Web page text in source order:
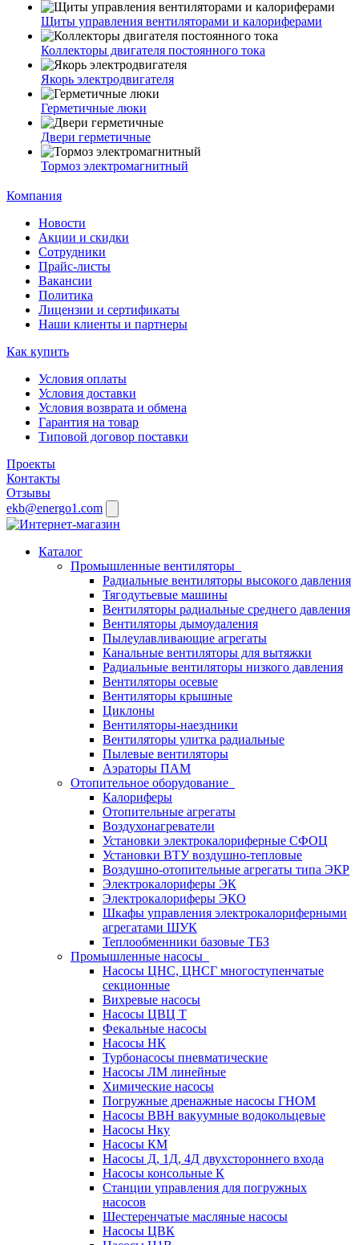
Щиты управления вентиляторами и калориферами
Коллекторы двигателя постоянного тока
Якорь электродвигателя
Герметичные люки
Двери герметичные
Тормоз электромагнитный
Компания
Новости
Акции и скидки
Сотрудники
Прайс-листы
Вакансии
Политика
Лицензии и сертификаты
Наши клиенты и партнеры
Как купить
Условия оплаты
Условия доставки
Условия возврата и обмена
Гарантия на товар
Типовой договор поставки
Проекты
Контакты
Отзывы
ekb@energo1.com
Каталог
Промышленные вентиляторы
Радиальные вентиляторы высокого давления
Тягодутьевые машины
Вентиляторы радиальные среднего давления
Вентиляторы дымоудаления
Пылеулавливающие агрегаты
Канальные вентиляторы для вытяжки
Радиальные вентиляторы низкого давления
Вентиляторы осевые
Вентиляторы крышные
Циклоны
Вентиляторы-наездники
Вентиляторы улитка радиальные
Пылевые вентиляторы
Аэраторы ПАМ
Отопительное оборудование
Калориферы
Отопительные агрегаты
Воздухонагреватели
Установки электрокалориферные СФОЦ
Установки ВТУ воздушно-тепловые
Воздушно-отопительные агрегаты типа ЭКР
Электрокалориферы ЭК
Электрокалориферы ЭКО
Шкафы управления электрокалориферными
агрегатами ШУК
Теплообменники базовые ТБЗ
Промышленные насосы
Насосы ЦНС, ЦНСГ многоступенчатые
секционные
Вихревые насосы
Насосы ЦВЦ Т
Фекальные насосы
Насосы НК
Турбонасосы пневматические
Насосы ЛМ линейные
Химические насосы
Погружные дренажные насосы ГНОМ
Насосы ВВН вакуумные водокольцевые
Насосы Нку
Насосы КМ
Насосы Д, 1Д, 4Д двухстороннего входа
Насосы консольные К
Станции управления для погружных
насосов
Шестеренчатые масляные насосы
Насосы ЦВК